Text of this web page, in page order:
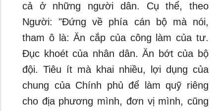
cả ở những người dân. Cụ thể, theo
Người: "Đứng về phía cán bộ mà nói,
tham ô là: Ăn cắp của công làm của tư.
Đục khoét của nhân dân. Ăn bớt của bộ
đội. Tiêu ít mà khai nhiều, lợi dụng của
chung của Chính phủ để làm quỹ riêng
cho địa phương mình, đơn vị mình, cũng